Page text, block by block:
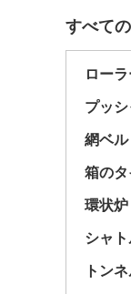
すべて
ロー
プッ
網ベ
箱の
環状炉
シャ
トン